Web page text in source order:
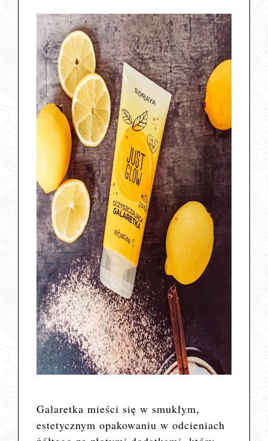
Galaretka mieści się w smukłym,
estetycznym opakowaniu w odcieniach